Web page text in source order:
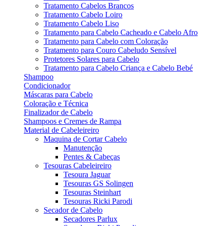
Tratamento Cabelos Brancos
Tratamento Cabelo Loiro
Tratamento Cabelo Liso
Tratamento para Cabelo Cacheado e Cabelo Afro
Tratamento para Cabelo com Coloração
Tratamento para Couro Cabeludo Sensível
Protetores Solares para Cabelo
Tratamento para Cabelo Criança e Cabelo Bebé
Shampoo
Condicionador
Máscaras para Cabelo
Coloração e Técnica
Finalizador de Cabelo
Shampoos e Cremes de Rampa
Material de Cabeleireiro
Maquina de Cortar Cabelo
Manutenção
Pentes & Cabeças
Tesouras Cabeleireiro
Tesoura Jaguar
Tesouras GS Solingen
Tesouras Steinhart
Tesouras Ricki Parodi
Secador de Cabelo
Secadores Parlux